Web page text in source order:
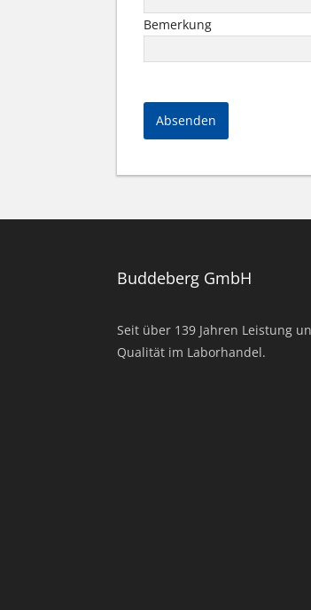
Bemerkung
Absenden
Buddeberg GmbH
Seit über 139 Jahren Leistung
Qualität im Laborhandel.